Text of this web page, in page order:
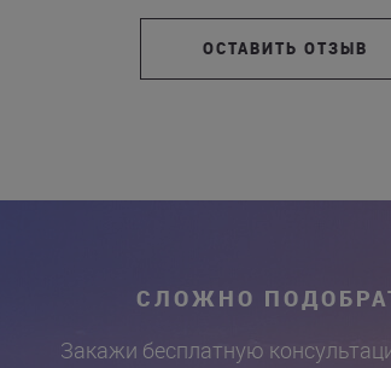
ОСТАВИТЬ ОТЗЫВ
СЛОЖНО
Закажи бесплатную